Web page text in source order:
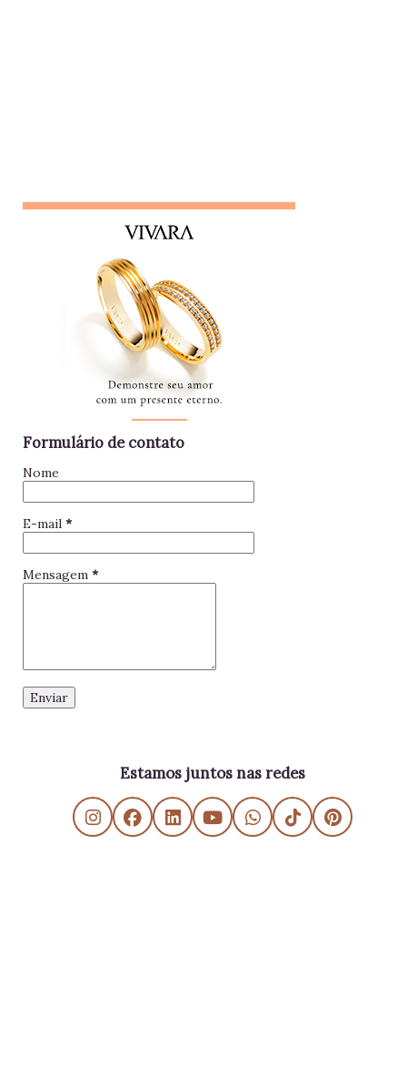
e está sempre metida em confusões. Colegas assim
raramente contribuem para a equipe - mantenha distância e
foque no seu trabalho. Impac...
Formulário de contato
Nome
E-mail *
Mensagem *
Estamos juntos nas redes